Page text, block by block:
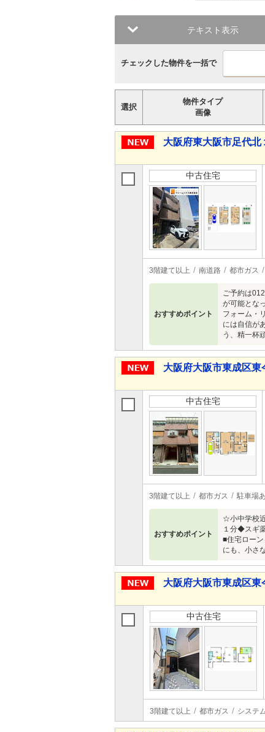
テキスト表示
チェックした物件を一括で
選択
物件タイプ
画像
大阪府東大阪市足代
中古住宅
3階建て以上 南道路 都市ガス
おすすめポイント
ご予約は
が可能とな
フォーム・
には自信が
う、精一杯
大阪府大阪市東成区
中古住宅
3階建て以上 都市ガス 駐車場
おすすめポイント
☆小中学校
１分◆スギ
■住宅ロー
にも、小さ
大阪府大阪市東成区
中古住宅
3階建て以上 都市ガス システ